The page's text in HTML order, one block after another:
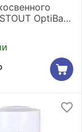
OptiBase
200 л. два